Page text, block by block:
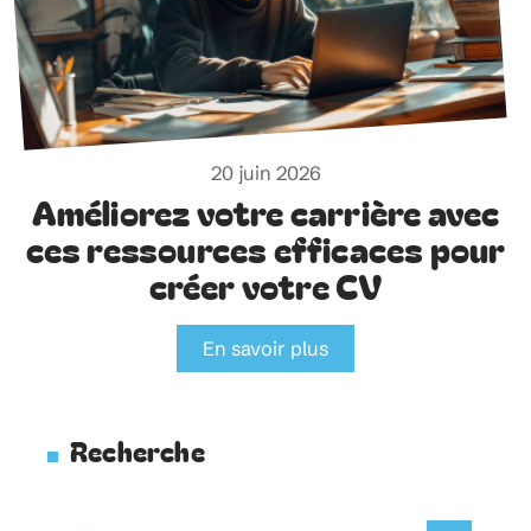
20 juin 2026
Améliorez votre carrière avec
ces ressources efficaces pour
créer votre CV
En savoir plus
Recherche